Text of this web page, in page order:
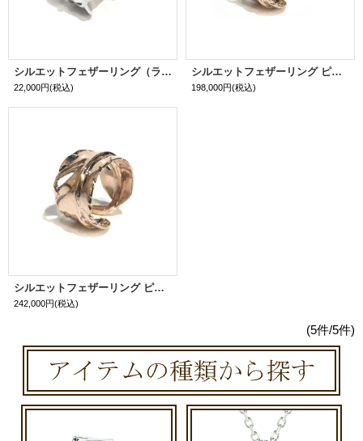
シルエットフェザーリング（ラージ）
22,000円(税込)
シルエットフェザーリング ピンクゴールドver.（スモール）
198,000円(税込)
シルエットフェザーリング ピンクゴールドver.（ラージ）
242,000円(税込)
(5件/5件)